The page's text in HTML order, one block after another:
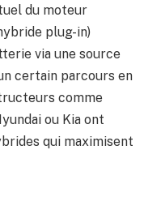
du moteur
plug-in)
via une source
certain parcours en
comme
ou Kia ont
qui maximisent